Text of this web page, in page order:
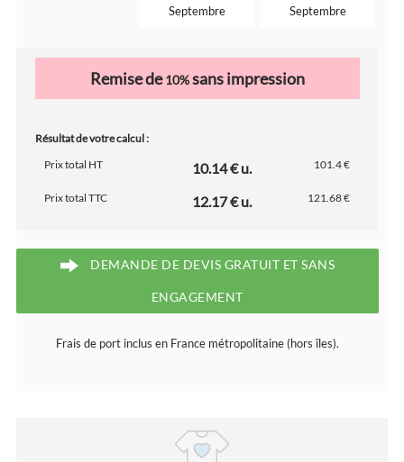
Septembre
Septembre
Remise de10%sans impression
Résultat de votre calcul :
Prix total HT
10.14 € u. 101.4 €
Prix total TTC 12.17 € u. 121.68 €
DEMANDE DE DEVIS GRATUIT ET SANS
ENGAGEMENT
Frais de port inclus en France métropolitaine (hors îles).